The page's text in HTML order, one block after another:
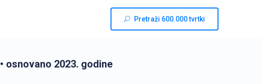
Pretraži 600.000 tvrtki
• osnovano 2023. godine